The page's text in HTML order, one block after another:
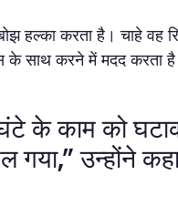
करता है। चाहे वह
के साथ करने में मदद करता
के काम को
उन्होंने